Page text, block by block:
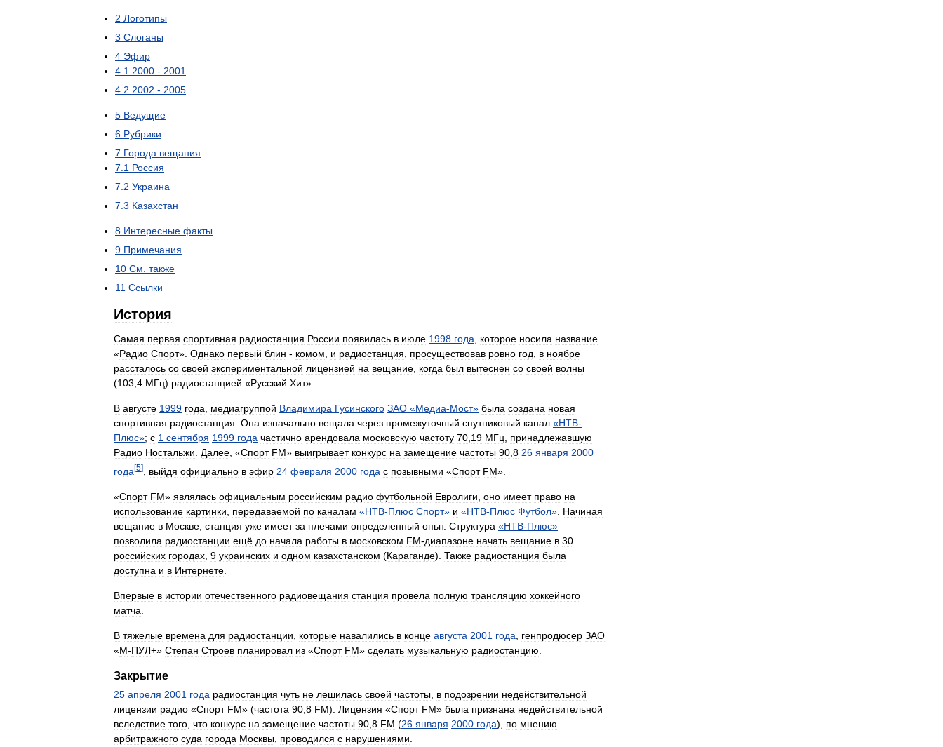
2 Логотипы
3 Слоганы
4 Эфир
4.1 2000 - 2001
4.2 2002 - 2005
5 Ведущие
6 Рубрики
7 Города вещания
7.1 Россия
7.2 Украина
7.3 Казахстан
8 Интересные факты
9 Примечания
10 См. также
11 Ссылки
История
Самая первая спортивная радиостанция России появилась в июле 1998 года, которое носила название
«Радио Спорт». Однако первый блин - комом, и радиостанция, просуществовав ровно год, в ноябре
рассталось со своей экспериментальной лицензией на вещание, когда был вытеснен со своей волны
(103,4 МГц) радиостанцией «Русский Хит».
В августе 1999 года, медиагруппой Владимира Гусинского ЗАО «Медиа-Мост» была создана новая
спортивная радиостанция. Она изначально вещала через промежуточный спутниковый канал «НТВ-
Плюс»; с 1 сентября 1999 года частично арендовала московскую частоту 70,19 МГц, принадлежавшую
Радио Ностальжи. Далее, «Спорт FM» выигрывает конкурс на замещение частоты 90,8 26 января 2000
года [5] выйдя официально в эфир 24 февраля 2000 года с позывными «Спорт FM».
«Спорт FM» являлась официальным российским радио футбольной Евролиги оно имеет право на
использование картинки передаваемой по каналам «НТВ-Плюс Спорт» и «НТВ-Плюс Футбол» Начиная
вещание в Москве станция уже имеет за плечами определенный опыт. Структура «НТВ-Плюс»
позволила радиостанции ещё до начала работы в московском FM-диапазоне начать вещание в 30
российских городах 9 украинских и одном казахстанском (Караганде). Также радиостанция была
доступна и в Интернете
Впервые в истории отечественного радиовещания станция провела полную трансляцию хоккейного
матча
В тяжелые времена для радиостанции которые навалились в конце августа 2001 года генпродюсер ЗАО
«М-ПУЛ+» Степан Строев планировал из «Спорт FM» сделать музыкальную радиостанцию
Закрытие
25 апреля 2001 года радиостанция чуть не лешилась своей частоты в подозрении недействительной
лицензии радио «Спорт FM» (частота 90 8 FM). Лицензия «Спорт FM» была признана недействительной
вследствие того что конкурс на замещение частоты 90 8 FM (26 января 2000 года), по мнению
арбитражного суда города Москвы проводился с нарушениями